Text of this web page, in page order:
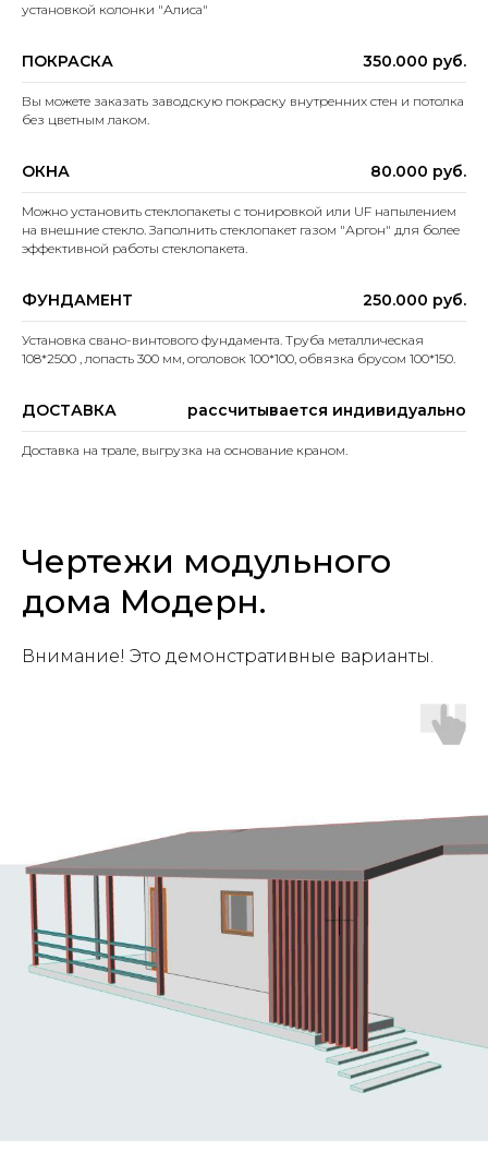
установкой колонки "Алиса"
ПОКРАСКА 350.000 руб.
Вы можете заказать заводскую покраску внутренних стен и потолка
без цветным лаком.
ОКНА 80.000 руб.
Можно установить стеклопакеты с тонировкой или UF напылением
на внешние стекло. Заполнить стеклопакет газом "Аргон" для более
эффективной работы стеклопакета.
ФУНДАМЕНТ 250.000 руб.
Установка свано-винтового фундамента. Труба металлическая
108*2500 , лопасть 300 мм, оголовок 100*100, обвязка брусом 100*150.
ДОСТАВКА рассчитывается индивидуально
Доставка на трале, выгрузка на основание краном.
Чертежи модульного
дома Модерн.
Внимание! Это демонстративные варианты.